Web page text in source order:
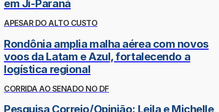
em Ji-Paraná
APESAR DO ALTO CUSTO
Rondônia amplia malha aérea com novos
voos da Latam e Azul, fortalecendo a
logística regional
CORRIDA AO SENADO NO DF
Pesquisa Correio/Opinião: Leila e Michelle